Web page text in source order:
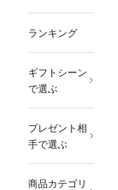
ランキング
ギフトシーン
で選ぶ
プレゼント相
手で選ぶ
商品カテゴリ